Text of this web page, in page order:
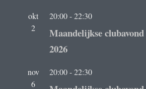
okt
2
20:00-22:30
Maandelijkse
2026
nov
6
20:00-22:30